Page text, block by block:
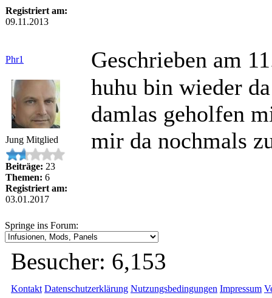
Registriert am:
09.11.2013
Phr1 Geschrieben am
Jung Mitglied
Beiträge: 23
Themen: 6
Registriert am:
03.01.2017
huhu bin wieder
damlas geholfen
mir da nochmals
Springe ins Forum:
Besucher: 6,153
Kontakt Datenschutzerklärung Nutzungsbedingungen Impressum